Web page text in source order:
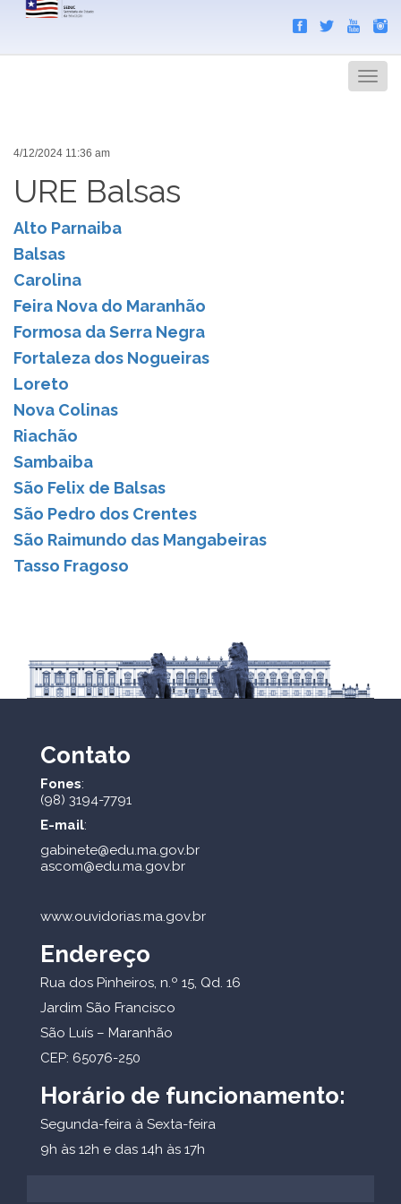
Menu
4/12/2024 11:36 am
URE Balsas
Alto Parnaiba
Balsas
Carolina
Feira Nova do Maranhão
Formosa da Serra Negra
Fortaleza dos Nogueiras
Loreto
Nova Colinas
Riachão
Sambaiba
São Felix de Balsas
São Pedro dos Crentes
São Raimundo das Mangabeiras
Tasso Fragoso
Contato
Fones:
(98) 3194-7791
E-mail:
gabinete@edu.ma.gov.br
ascom@edu.ma.gov.br
www.ouvidorias.ma.gov.br
Endereço
Rua dos Pinheiros, n.º 15, Qd. 16
Jardim São Francisco
São Luís – Maranhão
CEP: 65076-250
Horário de funcionamento:
Segunda-feira à Sexta-feira
9h às 12h e das 14h às 17h